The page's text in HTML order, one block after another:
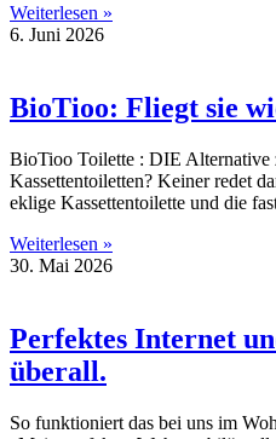
Weiterlesen »
6. Juni 2026
BioTioo: Fliegt sie
BioTioo Toilette : DIE Alternative
Kassettentoiletten? Keiner redet
eklige Kassettentoilette und die
Weiterlesen »
30. Mai 2026
Perfektes Internet
überall.
So funktioniert das bei uns im